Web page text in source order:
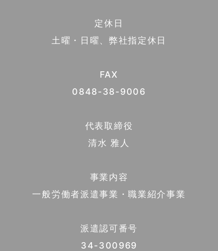
定休日
土曜・日曜、弊社指定休日
FAX
0848-38-9006
代表取締役
清水 雅人
事業内容
一般労働者派遣事業・職業紹介事業
派遣認可番号
34-300969